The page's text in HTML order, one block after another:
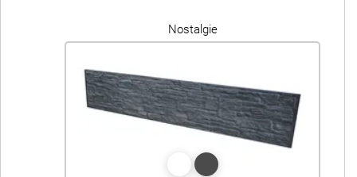
Nostalgie